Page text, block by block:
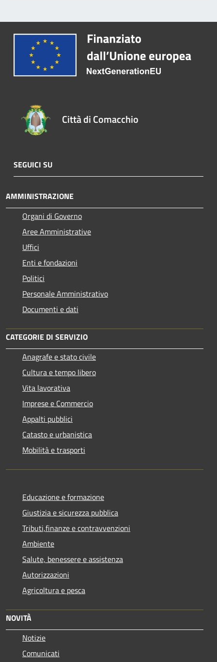
Città di Comacchio
SEGUICI SU
AMMINISTRAZIONE
Organi di Governo
Aree Amministrative
Uffici
Enti e fondazioni
Politici
Personale Amministrativo
Documenti e dati
CATEGORIE DI SERVIZIO
Anagrafe e stato civile
Cultura e tempo libero
Vita lavorativa
Imprese e Commercio
Appalti pubblici
Catasto e urbanistica
Mobilità e trasporti
Educazione e formazione
Giustizia e sicurezza pubblica
Tributi,finanze e contravvenzioni
Ambiente
Salute, benessere e assistenza
Autorizzazioni
Agricoltura e pesca
NOVITÀ
Notizie
Comunicati